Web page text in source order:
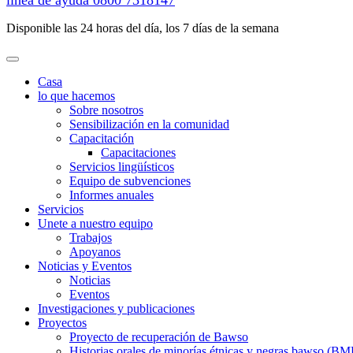
Disponible las 24 horas del día, los 7 días de la semana
Casa
lo que hacemos
Sobre nosotros
Sensibilización en la comunidad
Capacitación
Capacitaciones
Servicios lingüísticos
Equipo de subvenciones
Informes anuales
Servicios
Unete a nuestro equipo
Trabajos
Apoyanos
Noticias y Eventos
Noticias
Eventos
Investigaciones y publicaciones
Proyectos
Proyecto de recuperación de Bawso